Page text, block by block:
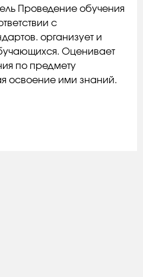
Проведение обучения
с
организует и
Оценивает
по предмету
освоение ими знаний.